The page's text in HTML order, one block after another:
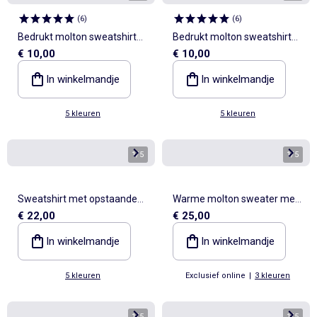
(6)
Bedrukt molton sweatshirt
met capuchon
€ 10,00
In winkelmandje
5 kleuren
(6)
Bedrukt molton sweatshirt
met capuchon
€ 10,00
In winkelmandje
5 kleuren
1/5
Sweatshirt met opstaande
kraag
€ 22,00
In winkelmandje
5 kleuren
1/5
Warme molton sweater met
ritskraag
€ 25,00
In winkelmandje
Exclusief online | 3 kleuren